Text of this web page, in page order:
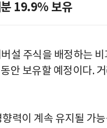
19.9% 보유
설 주식을 배정하는
안 보유할 예정이다.
력이 계속 유지될 가